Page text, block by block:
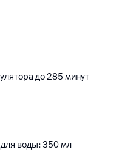
до 285 минут
воды: 350 мл